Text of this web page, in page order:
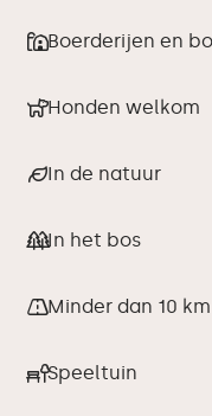
Boerderijen en
Honden welkom
In de natuur
In het bos
Minder dan 10
Speeltuin